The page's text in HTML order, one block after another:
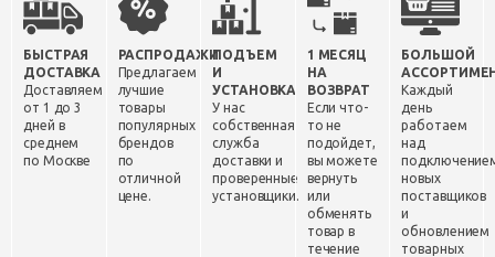
БЫСТРАЯ
ДОСТАВКА
Доставляем
от 1 до 3
дней в
среднем
по Москве
РАСПРОДАЖИ
Предлагаем
лучшие
товары
популярных
брендов
по
отличной
цене.
ПОДЪЕМ
И
УСТАНОВКА
У нас
собственная
служба
доставки и
проверенные
установщики.
1 МЕСЯЦ
НА
ВОЗВРАТ
Если что-
то не
подойдет,
вы можете
вернуть
или
обменять
товар в
течение
БОЛЬШОЙ
Каждый
день
работаем
над
новых
поставщиков
и
обновлением
товарных